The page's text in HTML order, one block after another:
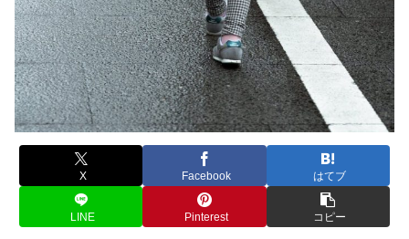
X Facebook はてブ
LINE Pinterest コピー